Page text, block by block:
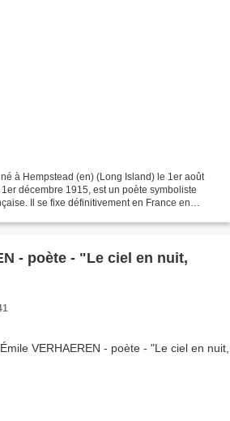
à Hempstead (en) (Long Island) le 1er août
décembre 1915, est un poète symboliste
Il se fixe définitivement en France en
- poète - "Le ciel en nuit,